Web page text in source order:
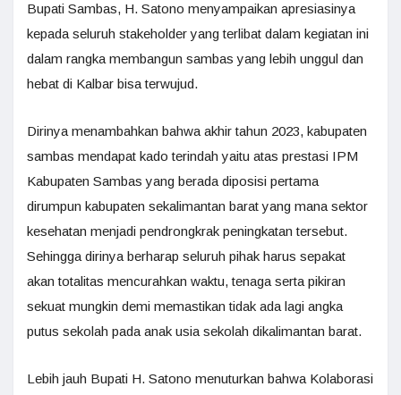
Bupati Sambas, H. Satono menyampaikan apresiasinya
kepada seluruh stakeholder yang terlibat dalam kegiatan ini
dalam rangka membangun sambas yang lebih unggul dan
hebat di Kalbar bisa terwujud.
Dirinya menambahkan bahwa akhir tahun 2023, kabupaten
sambas mendapat kado terindah yaitu atas prestasi IPM
Kabupaten Sambas yang berada diposisi pertama
dirumpun kabupaten sekalimantan barat yang mana sektor
kesehatan menjadi pendrongkrak peningkatan tersebut.
Sehingga dirinya berharap seluruh pihak harus sepakat
akan totalitas mencurahkan waktu, tenaga serta pikiran
sekuat mungkin demi memastikan tidak ada lagi angka
putus sekolah pada anak usia sekolah dikalimantan barat.
Lebih jauh Bupati H. Satono menuturkan bahwa Kolaborasi